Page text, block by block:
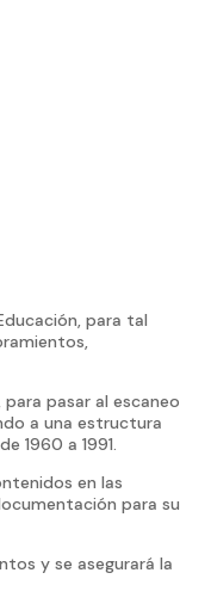
para tal
pasar al escaneo
a una estructura
1960 a 1991.
en las
para su
y se asegurará la